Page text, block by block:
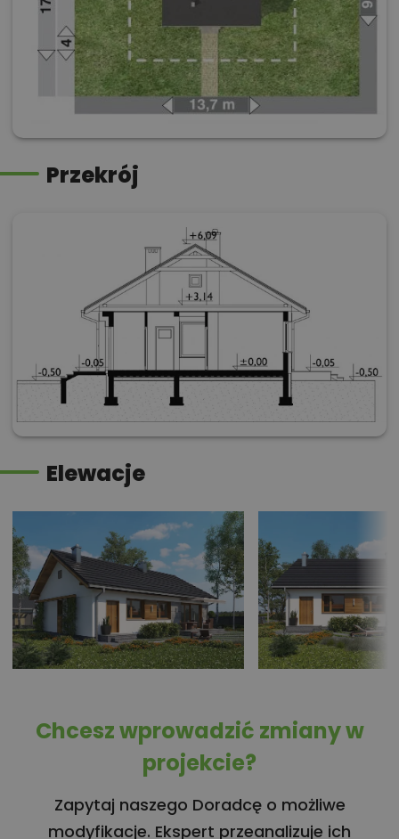
Przekrój
Elewacje
Chcesz wprowadzić zmiany w
projekcie?
Zapytaj naszego Doradcę o możliwe
modyfikacje. Ekspert przeanalizuje ich